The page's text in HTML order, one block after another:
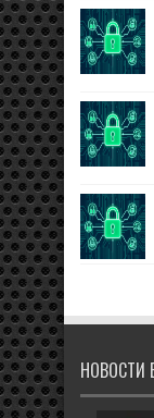
НОВОСТИ